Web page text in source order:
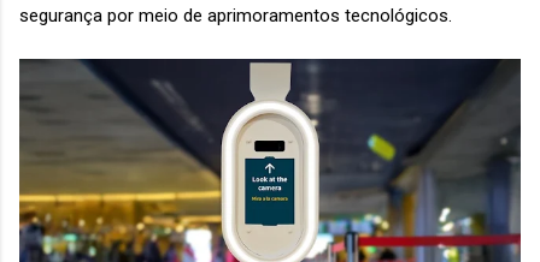
segurança por meio de aprimoramentos tecnológicos.